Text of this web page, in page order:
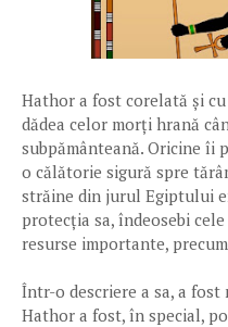
Hathor a fost corelată și
dădea celor morți hrană
subpământeană. Oricine îi
o călătorie sigură spre
străine din jurul Egiptului
protecția sa, îndeosebi
resurse importante,
Într-o descriere a sa, a
Hathor a fost, în special,